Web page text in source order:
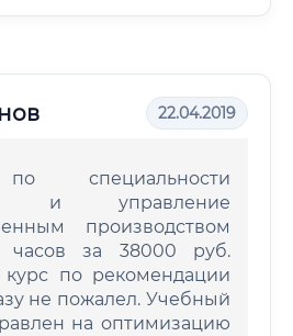
22.04.2019
специальности
и управление
производством
часов за 38000 руб.
курс по рекомендации
не пожалел. Учебный
на оптимизацию